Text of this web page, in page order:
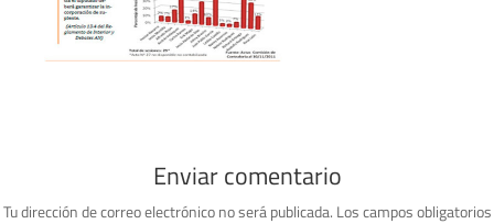
Enviar comentario
Tu dirección de correo electrónico no será publicada. Los campos obligatorios